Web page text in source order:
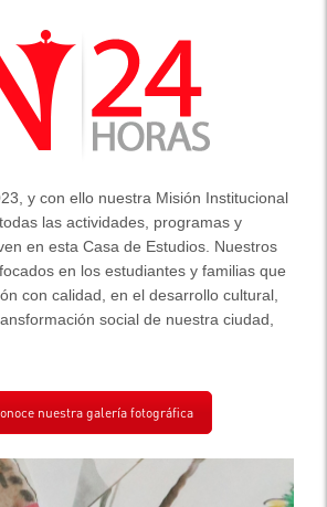
y con ello nuestra Misión Institucional
las actividades, programas y
en esta Casa de Estudios. Nuestros
en los estudiantes y familias que
con calidad, en el desarrollo cultural,
social de nuestra ciudad,
nuestra galería fotográfica